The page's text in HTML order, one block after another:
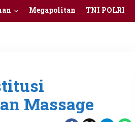
Megapolitan TNI POLRI
Massage